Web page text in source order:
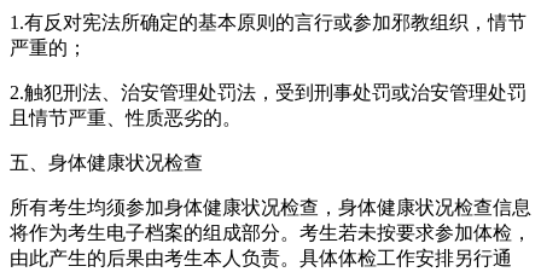
1.有反对宪法所确定的基本原则的言行或参加邪教组织，情节
严重的；
2.触犯刑法、治安管理处罚法，受到刑事处罚或治安管理处罚
且情节严重、性质恶劣的。
五、身体健康状况检查
所有考生均须参加身体健康状况检查，身体健康状况检查信息
将作为考生电子档案的组成部分。考生若未按要求参加体检，
由此产生的后果由考生本人负责。具体体检工作安排另行通